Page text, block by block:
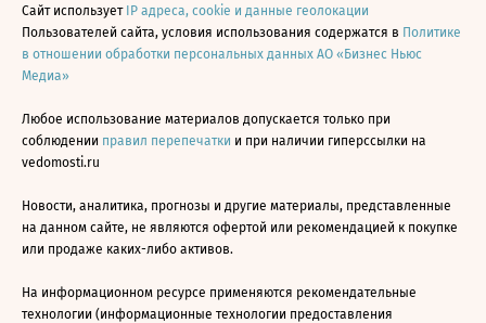
Сайт использует IP адреса, cookie и данные геолокации
Пользователей сайта, условия использования содержатся в Политике
в отношении обработки персональных данных АО «Бизнес Ньюс
Медиа»
Любое использование материалов допускается только при
соблюдении правил перепечатки и при наличии гиперссылки на
vedomosti.ru
Новости, аналитика, прогнозы и другие материалы, представленные
на данном сайте, не являются офертой или рекомендацией к покупке
или продаже каких-либо активов.
На информационном ресурсе применяются рекомендательные
технологии (информационные технологии предоставления